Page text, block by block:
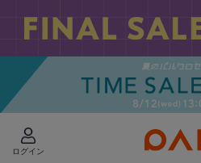
ログイン